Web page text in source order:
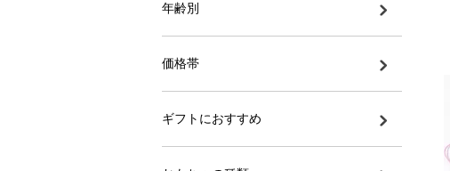
年齢別
価格帯
ギフトにおすすめ